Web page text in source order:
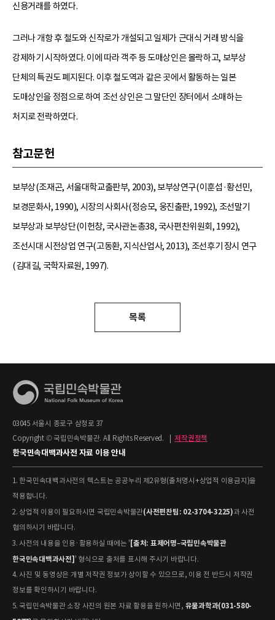
신용거래를 하였다.
그러나 개항 후 철도와 신작로가 개설되고 일제가 근대식 거래 방식을
강제하기 시작하였다. 이에 따라 객주 등 도매상인은 몰락하고, 보부상
단체의 특권도 폐지된다. 이후 철도역과 같은 곳에서 활동하는 일본
도매상인을 정점으로 하여 조선 상인은 그 말단인 장터에서 소매하는
처지로 전락하였다.
참고문헌
보부상(조재곤, 서울대학교출판부, 2003), 보부상연구(이훈섭·황선민,
보경문화사, 1990), 시장의 사회사(정승모, 웅진출판, 1992), 조선말기
보부상과 보부상단(이헌창, 국사관논총38, 국사편찬위원회, 1992),
조선시대 시전상업 연구(고동환, 지식산업사, 2013), 조선후기 장시 연구
(김대길, 국학자료원, 1997).
목록
03045 서울시 종로구 삼청로 37
Copyright © 국립민속박물관. All Rights Reserved.
저작권정책
한국민속대백과사전 자료 이용 안내
1. 한국민속대백과사전의 텍스트는 공공누리 제2유형(출처명시+상업적 이용금지)을
적용합니다.
2. 상업적 이용이 필요하시면 국립민속박물관(사전편찬팀: 02-3704-3225)과 사전
협의하시기 바랍니다.
3. 사전의 내용을 인용·활용하실 때에는 ' [출처: 표제어명–국립민속박물관
한국민속대백과사전] ' 형식으로 출처를 표시해 주시기 바랍니다.
4. 사진 및 동영상은 개별 저작권 정보가 상이할 수 있으므로, 이용 전 반드시 저작권
정보를 확인하시기 바랍니다.
5. 국립민속박물관 소장 사진의 원본 자료 활용을 원하시면, 유물과학과(031-580-